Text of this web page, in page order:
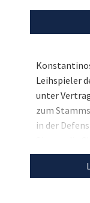
Leihspieler
unter
zum
in der
Sie nun die
getragenen
noch dazu